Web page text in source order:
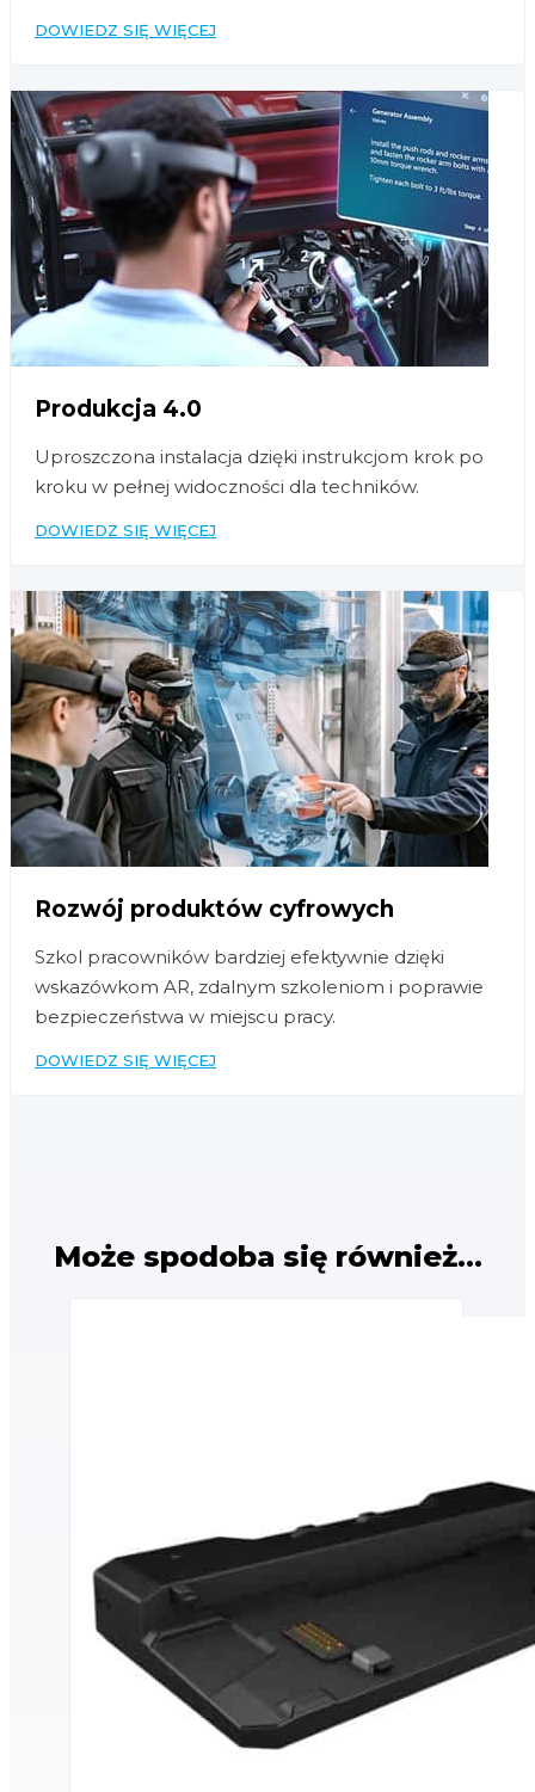
DOWIEDZ SIĘ WIĘCEJ
Produkcja 4.0
Uproszczona instalacja dzięki instrukcjom krok po
kroku w pełnej widoczności dla techników.
DOWIEDZ SIĘ WIĘCEJ
Rozwój produktów cyfrowych
Szkol pracowników bardziej efektywnie dzięki
wskazówkom AR, zdalnym szkoleniom i poprawie
bezpieczeństwa w miejscu pracy.
DOWIEDZ SIĘ WIĘCEJ
Może spodoba się również…